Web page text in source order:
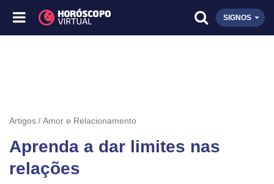
SIGNOS
Artigos Amor e Relacionamento
Aprenda a dar limites nas
relações